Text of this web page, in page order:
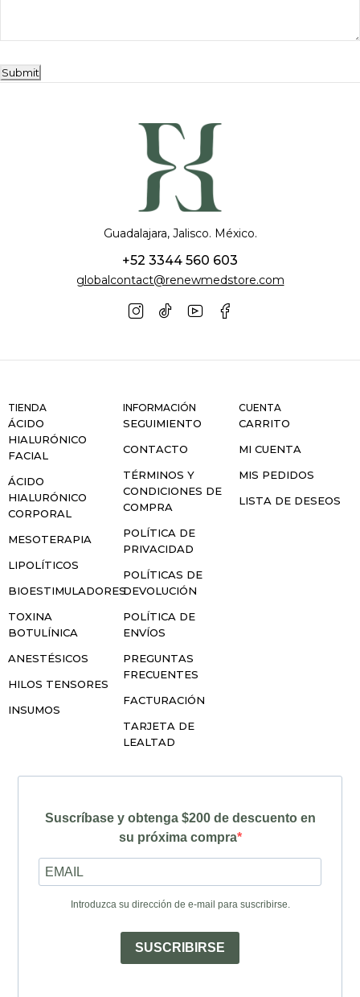
Submit
Guadalajara, Jalisco. México.
+52 3344 560 603
globalcontact@renewmedstore.com
TIENDA
ÁCIDO
HIALURÓNICO
FACIAL
ÁCIDO
HIALURÓNICO
CORPORAL
MESOTERAPIA
LIPOLÍTICOS
BIOESTIMULADORES
TOXINA
BOTULÍNICA
ANESTÉSICOS
HILOS TENSORES
INSUMOS
INFORMACIÓN
SEGUIMIENTO
CONTACTO
TÉRMINOS Y
CONDICIONES DE
COMPRA
POLÍTICA DE
PRIVACIDAD
POLÍTICAS DE
DEVOLUCIÓN
POLÍTICA DE
ENVÍOS
PREGUNTAS
FRECUENTES
FACTURACIÓN
TARJETA DE
LEALTAD
CUENTA
CARRITO
MI CUENTA
MIS PEDIDOS
LISTA DE DESEOS
Suscríbase y obtenga $200 de descuento en
su próxima compra
Introduzca su dirección de e-mail para suscribirse.
SUSCRIBIRSE